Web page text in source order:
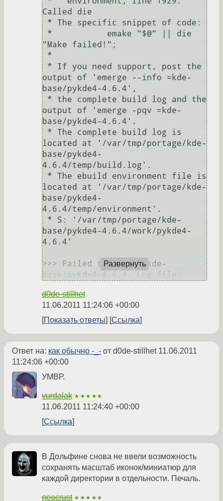
Called die
"Make failed!";
output of 'emerge --info =kde-
base/pykde4-4.6.4',
output of 'emerge -pqv =kde-
base/pykde4-4.6.4'.
located at '/var/tmp/portage/kde-
base/pykde4-
4.6.4/temp/build.log'.
located at '/var/tmp/portage/kde-
base/pykde4-
4.6.4/temp/environment'.
base/pykde4-4.6.4/work/pykde4-
4.6.4'
>>> Failed to emerge kde-
Развернуть
d0de-stillhet
11.06.2011 11:24:06 +00:00
Показать ответы
Ссылка
Ответ на: как обычно -_- от d0de-stillhet 11.06.2011
11:24:06 +00:00
УМВР.
vurdalak ★★★★★
11.06.2011 11:24:40 +00:00
Ссылка
В Дольфине снова не ввели возможность
сохранять масштаб иконок/миниатюр для
каждой директории в отдельности. Печаль.
neocrust ★★★★★